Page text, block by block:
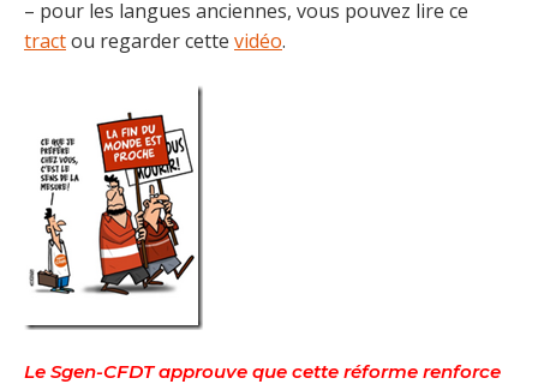
– pour les langues anciennes, vous pouvez lire ce
tractou regarder cette vidéo.
Le Sgen-CFDT approuve que cette réforme renforce